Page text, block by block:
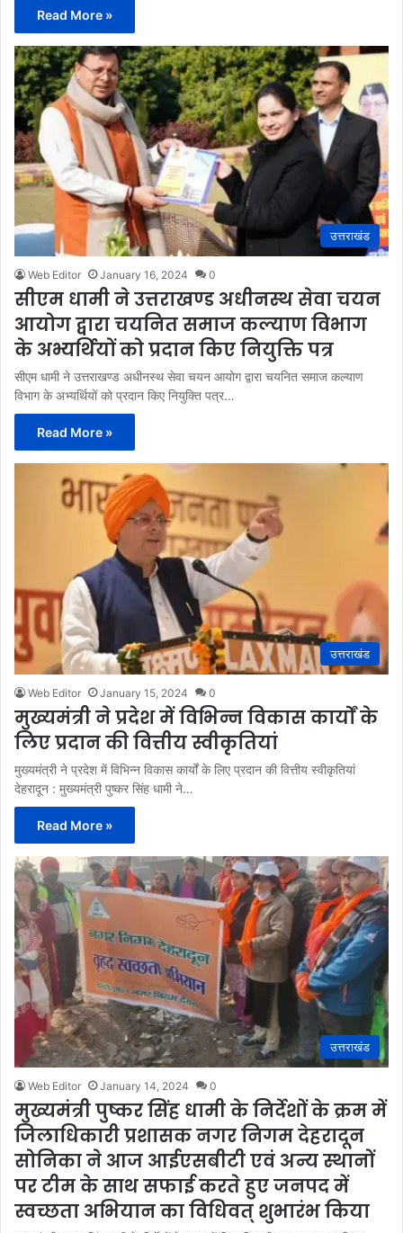
Read More »
उत्तराखंड
Web Editor January 16, 2024 0
सीएम धामी ने उत्तराखण्ड अधीनस्थ सेवा चयन
आयोग द्वारा चयनित समाज कल्याण विभाग
के अभ्यर्थियों को प्रदान किए नियुक्ति पत्र
सीएम धामी ने उत्तराखण्ड अधीनस्थ सेवा चयन आयोग द्वारा चयनित समाज कल्याण
विभाग के अभ्यर्थियों को प्रदान किए नियुक्ति पत्र…
Read More »
उत्तराखंड
Web Editor January 15, 2024 0
मुख्यमंत्री ने प्रदेश में विभिन्न विकास कार्यों के
लिए प्रदान की वित्तीय स्वीकृतियां
मुख्यमंत्री ने प्रदेश में विभिन्न विकास कार्यों के लिए प्रदान की वित्तीय स्वीकृतियां
देहरादून : मुख्यमंत्री पुष्कर सिंह धामी ने…
Read More »
उत्तराखंड
Web Editor January 14, 2024 0
मुख्यमंत्री पुष्कर सिंह धामी के निर्देशों के क्रम में
जिलाधिकारी प्रशासक नगर निगम देहरादून
सोनिका ने आज आईएसबीटी एवं अन्य स्थानों
पर टीम के साथ सफाई करते हुए जनपद में
स्वच्छता अभियान का विधिवत् शुभारंभ किया